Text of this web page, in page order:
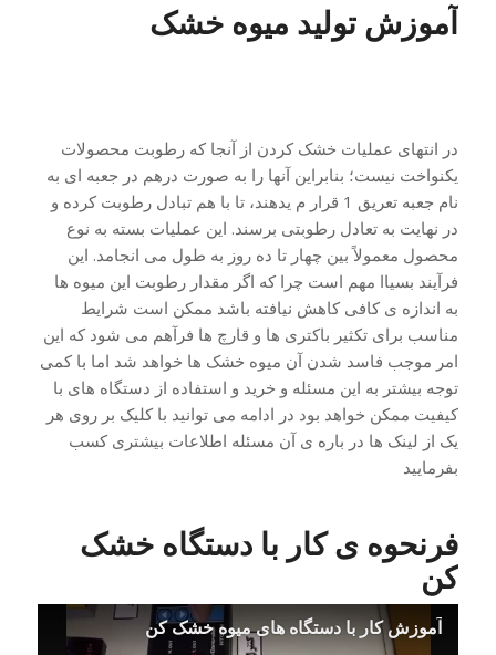
آموزش تولید میوه خشک
در انتهای عملیات خشک کردن از آنجا که رطوبت محصولات
یکنواخت نیست؛ بنابراین آنها را به صورت درهم در جعبه ای به
نام جعبه تعریق 1 قرار م یدهند، تا با هم تبادل رطوبت كرده و
در نهایت به تعادل رطوبتی برسند. این عملیات بسته به نوع
محصول معمولاً بین چهار تا ده روز به طول می انجامد. این
فرآیند بسیاا مهم است چرا که اگر مقدار رطوبت این میوه ها
به اندازه ی کافی کاهش نیافته باشد ممکن است شرایط
مناسب برای تکثیر باکتری ها و قارچ ها فرآهم می شود که این
امر موجب فاسد شدن آن میوه خشک ها خواهد شد اما با کمی
توجه بیشتر به این مسئله و خرید و استفاده از دستگاه های با
کیفیت ممکن خواهد بود در ادامه می توانید با کلیک بر روی هر
یک از لینک ها در باره ی آن مسئله اطلاعات بیشتری کسب
بفرمایید
فرنحوه ی کار با دستگاه خشک
کن